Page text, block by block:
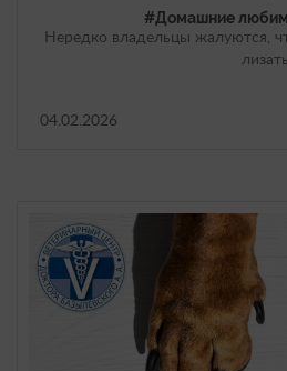
#Домашние
Нередко владельцы жалуются,
04.02.2026